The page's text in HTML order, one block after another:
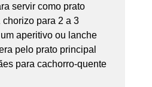
servir como prato
chorizo para 2 a 3
aperitivo ou lanche
pelo prato principal
para cachorro-quente